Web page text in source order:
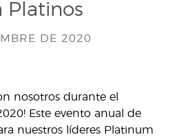
Platinos
DE 2020
nosotros durante el
Este evento anual de
nuestros líderes Platinum